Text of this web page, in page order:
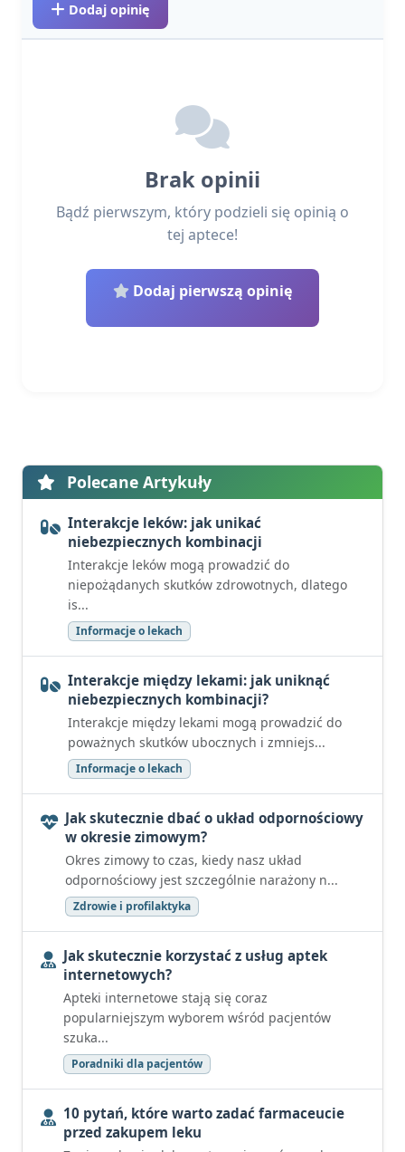
Dodaj opinię
Brak opinii
Bądź pierwszym, który podzieli się opinią o
tej aptece!
Dodaj pierwszą opinię
Polecane Artykuły
Interakcje leków: jak unikać
niebezpiecznych kombinacji
Interakcje leków mogą prowadzić do
niepożądanych skutków zdrowotnych, dlatego
is...
Informacje o lekach
Interakcje między lekami: jak uniknąć
niebezpiecznych kombinacji?
Interakcje między lekami mogą prowadzić do
poważnych skutków ubocznych i zmniejs...
Informacje o lekach
Jak skutecznie dbać o układ odpornościowy
w okresie zimowym?
Okres zimowy to czas, kiedy nasz układ
odpornościowy jest szczególnie narażony n...
Zdrowie i profilaktyka
Jak skutecznie korzystać z usług aptek
internetowych?
Apteki internetowe stają się coraz
popularniejszym wyborem wśród pacjentów
szuka...
Poradniki dla pacjentów
10 pytań, które warto zadać farmaceucie
przed zakupem leku